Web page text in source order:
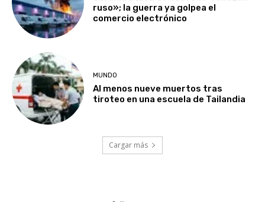
ruso»; la guerra ya golpea el
comercio electrónico
MUNDO
Al menos nueve muertos tras
tiroteo en una escuela de Tailandia
Cargar más